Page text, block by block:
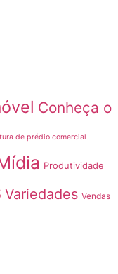
Conheça o
de prédio comercial
Produtividade
Variedades Vendas